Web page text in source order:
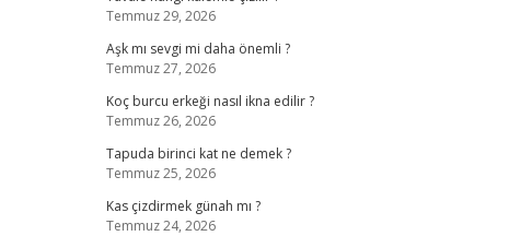
Temmuz 29, 2026
Aşk mı sevgi mi daha önemli ?
Temmuz 27, 2026
Koç burcu erkeği nasıl ikna edilir ?
Temmuz 26, 2026
Tapuda birinci kat ne demek ?
Temmuz 25, 2026
Kas çizdirmek günah mı ?
Temmuz 24, 2026